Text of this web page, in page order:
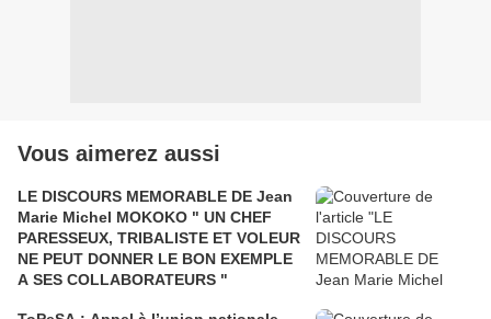
Vous aimerez aussi
LE DISCOURS MEMORABLE DE Jean
Marie Michel MOKOKO " UN CHEF
PARESSEUX, TRIBALISTE ET VOLEUR
NE PEUT DONNER LE BON EXEMPLE
A SES COLLABORATEURS "